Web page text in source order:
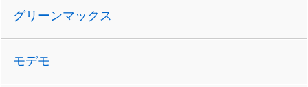
グリーンマックス
モデモ